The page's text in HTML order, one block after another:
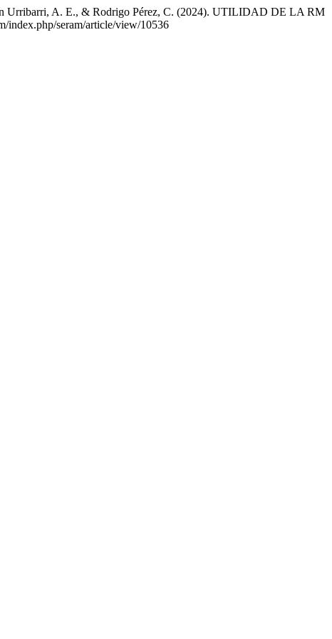
Urribarri, A. E., & Rodrigo Pérez, C. (2024). UTILIDAD DE LA RM
index.php/seram/article/view/10536